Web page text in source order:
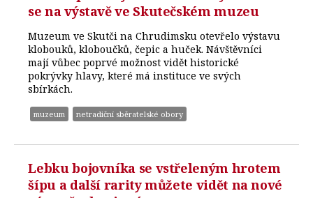
se na výstavě ve Skutečském muzeu
Muzeum ve Skutči na Chrudimsku otevřelo výstavu
klobouků, kloboučků, čepic a huček. Návštěvníci
mají vůbec poprvé možnost vidět historické
pokrývky hlavy, které má instituce ve svých
sbírkách.
muzeum netradiční sběratelské obory
Lebku bojovníka se vstřeleným hrotem
šípu a další rarity můžete vidět na nové